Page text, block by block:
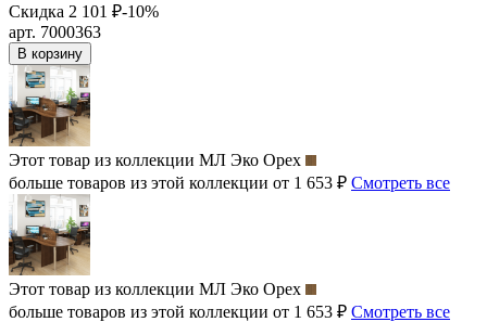
Скидка 2 101 ₽-10%
арт. 7000363
В корзину
Этот товар из коллекции МЛ Эко Орех
больше товаров из этой коллекции от 1 653 ₽ Смотреть все
Этот товар из коллекции МЛ Эко Орех
больше товаров из этой коллекции от 1 653 ₽ Смотреть все